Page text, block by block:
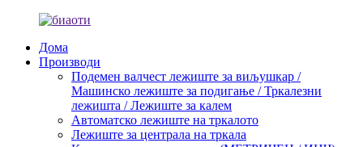
Дома
Производи
Подемен валчест лежиште за виљушкар /
Машинско лежиште за подигање / Тркалезни
лежишта / Лежиште за калем
Автоматско лежиште на тркалото
Лежиште за централа на тркала